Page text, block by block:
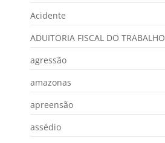
Acidente
ADUITORIA FISCAL DO TRABALHO
agressão
amazonas
apreensão
assédio